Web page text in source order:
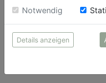
intelligente
Wasser.
Stadt der Gärten/
sie unsere Webseite
Einwilligung zu unseren
Notwendig
Details anzeigen